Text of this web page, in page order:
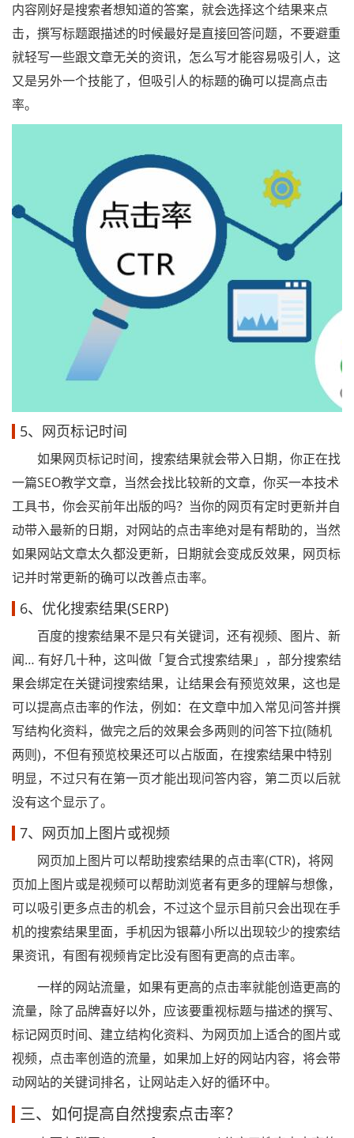
内容刚好是搜索者想知道的答案，就会选择这个结果来点
击，撰写标题跟描述的时候最好是直接回答问题，不要避重
就轻写一些跟文章无关的资讯，怎么写才能容易吸引人，这
又是另外一个技能了，但吸引人的标题的确可以提高点击
率。
5、网页标记时间
如果网页标记时间，搜索结果就会带入日期，你正在找
一篇SEO教学文章，当然会找比较新的文章，你买一本技术
工具书，你会买前年出版的吗？当你的网页有定时更新并自
动带入最新的日期，对网站的点击率绝对是有帮助的，当然
如果网站文章太久都没更新，日期就会变成反效果，网页标
记并时常更新的确可以改善点击率。
6、优化搜索结果(SERP)
百度的搜索结果不是只有关键词，还有视频、图片、新
闻… 有好几十种，这叫做「复合式搜索结果」，部分搜索结
果会绑定在关键词搜索结果，让结果会有预览效果，这也是
可以提高点击率的作法，例如：在文章中加入常见问答并撰
写结构化资料，做完之后的效果会多两则的问答下拉(随机
两则)，不但有预览校果还可以占版面，在搜索结果中特别
明显，不过只有在第一页才能出现问答内容，第二页以后就
没有这个显示了。
7、网页加上图片或视频
网页加上图片可以帮助搜索结果的点击率(CTR)，将网
页加上图片或是视频可以帮助浏览者有更多的理解与想像，
可以吸引更多点击的机会，不过这个显示目前只会出现在手
机的搜索结果里面，手机因为银幕小所以出现较少的搜索结
果资讯，有图有视频肯定比没有图有更高的点击率。
一样的网站流量，如果有更高的点击率就能创造更高的
流量，除了品牌喜好以外，应该要重视标题与描述的撰写、
标记网页时间、建立结构化资料、为网页加上适合的图片或
视频，点击率创造的流量，如果加上好的网站内容，将会带
动网站的关键词排名，让网站走入好的循环中。
三、如何提高自然搜索点击率？